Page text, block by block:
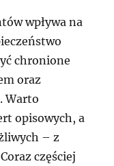
wpływa na
chronione
oraz
Warto
opisowych, a
– z
częściej